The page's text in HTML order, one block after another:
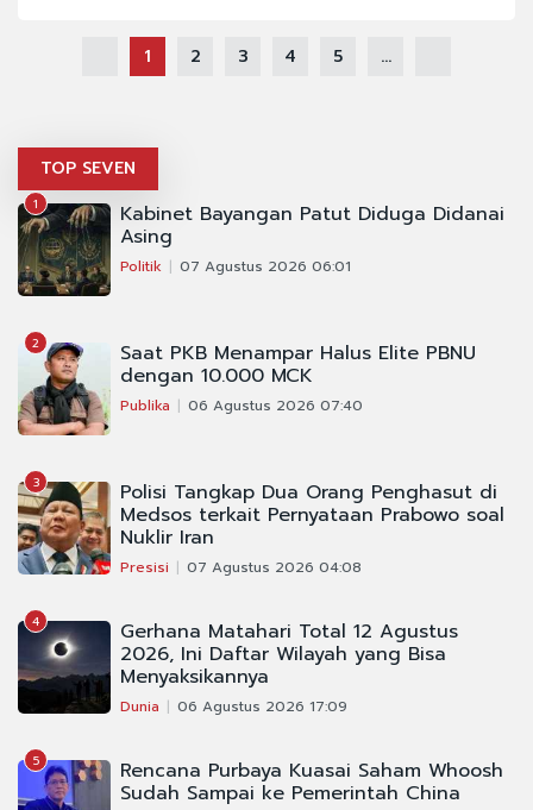
1 2 3 4 5 ...
TOP SEVEN
1 Kabinet Bayangan Patut Diduga Didanai
Asing
Politik 07 Agustus 2026 06:01
2 Saat PKB Menampar Halus Elite PBNU
dengan 10.000 MCK
Publika 06 Agustus 2026 07:40
3 Polisi Tangkap Dua Orang Penghasut di
Medsos terkait Pernyataan Prabowo soal
Nuklir Iran
Presisi 07 Agustus 2026 04:08
4 Gerhana Matahari Total 12 Agustus
2026, Ini Daftar Wilayah yang Bisa
Menyaksikannya
Dunia 06 Agustus 2026 17:09
5 Rencana Purbaya Kuasai Saham Whoosh
Sudah Sampai ke Pemerintah China